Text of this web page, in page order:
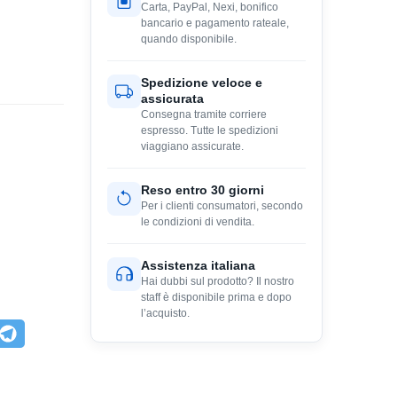
Carta, PayPal, Nexi, bonifico
bancario e pagamento rateale,
quando disponibile.
Spedizione veloce e
assicurata
Consegna tramite corriere
espresso. Tutte le spedizioni
viaggiano assicurate.
Reso entro 30 giorni
Per i clienti consumatori, secondo
le condizioni di vendita.
Assistenza italiana
Hai dubbi sul prodotto? Il nostro
staff è disponibile prima e dopo
l’acquisto.